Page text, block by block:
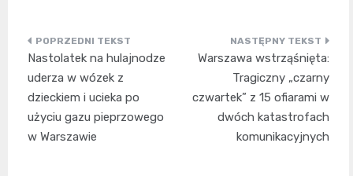
Nawigacja
wpisu
Nastolatek na hulajnodze
uderza w wózek z
dzieckiem i ucieka po
użyciu gazu pieprzowego
w Warszawie
Warszawa wstrząśnięta:
Tragiczny „czarny
czwartek” z 15 ofiarami w
dwóch katastrofach
komunikacyjnych